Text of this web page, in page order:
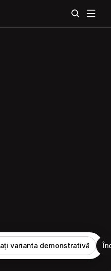
varianta demonstrativă